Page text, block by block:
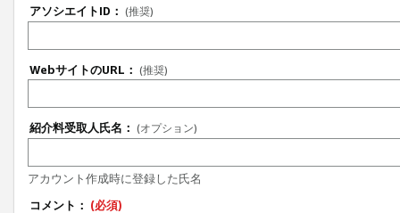
アソシエイトID： (推奨)
WebサイトのURL： (推奨)
紹介料受取人氏名： (オプション)
アカウント作成時に登録した氏名
コメント： (必須)